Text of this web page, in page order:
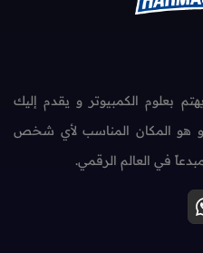
بعلوم الكمبيوتر و يقدم إليك
هو المكان المناسب لأي شخص
في العالم الرقمي.